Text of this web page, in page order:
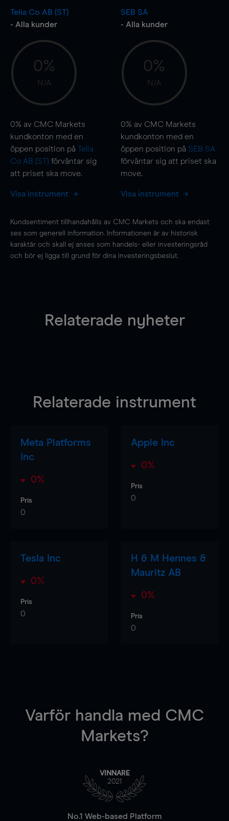
Telia Co AB (ST)
- Alla kunder
0%
N/A
0% av CMC Markets
kundkonton med en
öppen position på Telia
Co AB (ST) förväntar sig
att priset ska move.
Visa instrument
SEB SA
- Alla kunder
0%
N/A
0% av CMC Markets
kundkonton med en
öppen position på SEB SA
förväntar sig att priset ska
move.
Visa instrument
Kundsentiment tillhandahålls av CMC Markets och ska endast
ses som generell information. Informationen är av historisk
karaktär och skall ej anses som handels- eller investeringsråd
och bör ej ligga till grund för dina investeringsbeslut.
Relaterade nyheter
Relaterade instrument
Meta Platforms
Inc
0%
Pris
0
Apple Inc
0%
Pris
0
Tesla Inc
0%
Pris
0
H & M Hennes &
Mauritz AB
0%
Pris
0
Varför handla med CMC
Markets?
VINNARE
2021
No.1 Web-based Platform